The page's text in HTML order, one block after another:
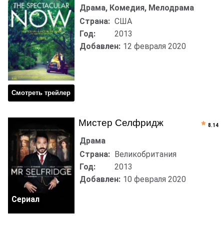
Смотреть трейлер
Драма, Комедия, Мелодрама
Страна: США
Год:
2013
Добавлен: 12 февраля 2020
Мистер Селфридж
Драма
Страна: Великобритания
Год:
2013
Добавлен: 10 февраля 2020
Сериал
8.14